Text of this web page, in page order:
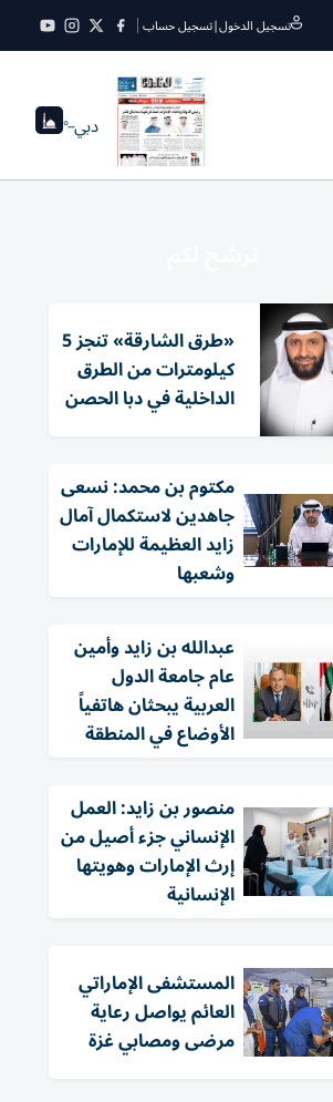
تسجيل الدخول|تسجيل حساب
دبي--°
«طرق الشارقة» تنجز 5
كيلومترات من الطرق
الداخلية في دبا الحصن
مكتوم بن محمد: نسعى
جاهدين لاستكمال آمال
زايد العظيمة للإمارات
وشعبها
عبدالله بن زايد وأمين
عام جامعة الدول
العربية يبحثان هاتفياً
الأوضاع في المنطقة
منصور بن زايد: العمل
الإنساني جزء أصيل من
إرث الإمارات وهويتها
الإنسانية
المستشفى الإماراتي
العائم يواصل رعاية
مرضى ومصابي غزة